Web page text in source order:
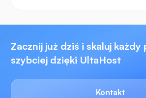
Zacznij już dziś i skaluj każdy
szybciej dzięki UltaHost
Kontakt